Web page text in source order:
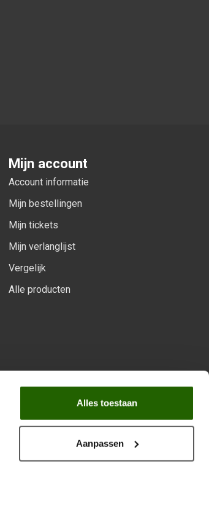
Alles toestaan
Aanpassen
Mijn account
Account informatie
Mijn bestellingen
Mijn tickets
Mijn verlanglijst
Vergelijk
Alle producten